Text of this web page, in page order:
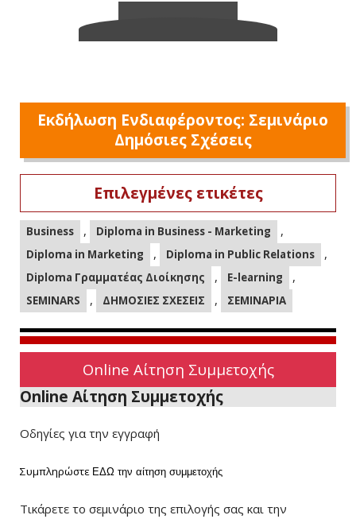
Εκδήλωση Ενδιαφέροντος: Σεμινάριο
Δημόσιες Σχέσεις
Επιλεγμένες ετικέτες
Business , Diploma in Business - Marketing ,
Diploma in Marketing , Diploma in Public Relations ,
Diploma Γραμματέας Διοίκησης , E-learning ,
SEMINARS , ΔΗΜΟΣΙΕΣ ΣΧΕΣΕΙΣ , ΣΕΜΙΝΑΡΙΑ
Online Αίτηση Συμμετοχής
Online Αίτηση Συμμετοχής
Οδηγίες για την εγγραφή
Συμπληρώστε ΕΔΩ την αίτηση συμμετοχής
Τικάρετε το σεμινάριο της επιλογής σας και την